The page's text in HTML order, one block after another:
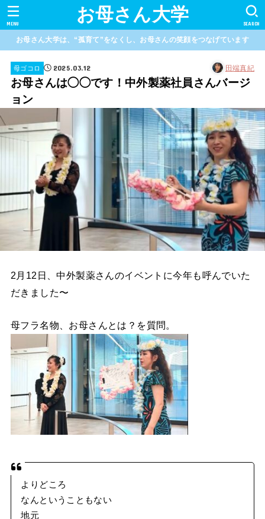
お母さん大学 SEARCH
MENU
お母さん大学は、“孤育て”をなくし、お母さんの笑顔をつなげています
母ゴコロ 2025.03.12 田端真紀
お母さんは◯◯です！中外製薬社員さんバージ
ョン
2月12日、中外製薬さんのイベントに今年も呼んでいた
だきました〜
母フラ名物、お母さんとは？を質問。
よりどころ
なんということもない
地元